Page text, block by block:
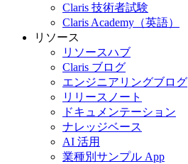
Claris 技術者試験
Claris Academy（英語）
リソース
リソースハブ
Claris ブログ
エンジニアリングブログ
リリースノート
ドキュメンテーション
ナレッジベース
AI 活用
業種別サンプル App